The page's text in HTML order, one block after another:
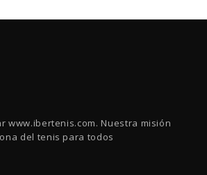
www.ibertenis.com. Nuestra misión
del tenis para todos